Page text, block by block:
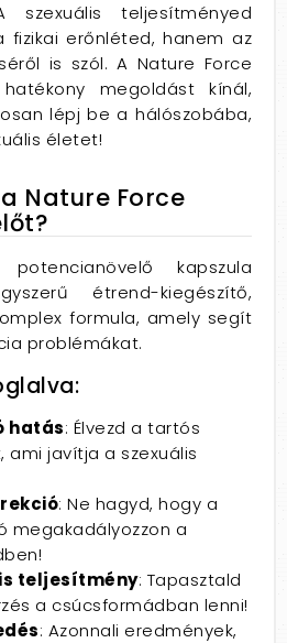
szexuális teljesítményed
fizikai erőnléted, hanem az
is szól. A Nature Force
megoldást kínál,
lépj be a hálószobába,
életet!
Nature Force
kapszula
étrend-kiegészítő,
formula, amely segít
problémákat.
hatás: Élvezd a tartós
ami javítja a szexuális
: Ne hagyd, hogy a
megakadályozzon a
teljesítmény: Tapasztald
a csúcsformádban lenni!
: Azonnali eredmények,